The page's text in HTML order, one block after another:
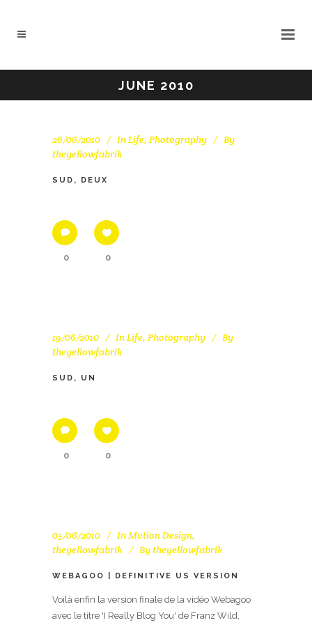
JUNE 2010
26/06/2010 InLife, Photography
By
theyellowfabrik
SUD, DEUX
0 0
19/06/2010 InLife, Photography
By
theyellowfabrik
SUD, UN
0 0
05/06/2010 InMotion Design,
theyellowfabrik
Bytheyellowfabrik
WEBAGOO | DEFINITIVE US VERSION
Voilà enfin la version finale de la vidéo Webagoo
avec le titre 'I Really Blog You' de Franz Wild,